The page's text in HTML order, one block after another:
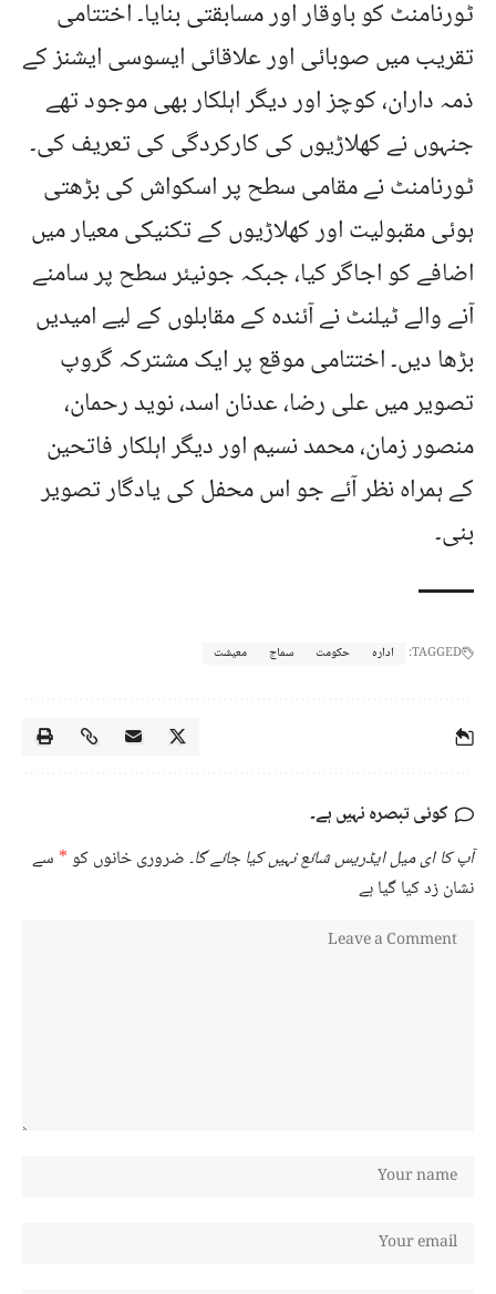
ٹورنامنٹ کو باوقار اور مسابقتی بنایا۔ اختتامی
تقریب میں صوبائی اور علاقائی ایسوسی ایشنز کے
ذمہ داران، کوچز اور دیگر اہلکار بھی موجود تھے
جنہوں نے کھلاڑیوں کی کارکردگی کی تعریف کی۔
ٹورنامنٹ نے مقامی سطح پر اسکواش کی بڑھتی
ہوئی مقبولیت اور کھلاڑیوں کے تکنیکی معیار میں
اضافے کو اجاگر کیا، جبکہ جونیئر سطح پر سامنے
آنے والے ٹیلنٹ نے آئندہ کے مقابلوں کے لیے امیدیں
بڑھا دیں۔ اختتامی موقع پر ایک مشترکہ گروپ
تصویر میں علی رضا، عدنان اسد، نوید رحمان،
منصور زمان، محمد نسیم اور دیگر اہلکار فاتحین
کے ہمراہ نظر آئے جو اس محفل کی یادگار تصویر
بنی۔
TAGGED: ادارہ حکومت سماج معیشت
کوئی تبصرہ نہیں ہے۔
آپ کا ای میل ایڈریس شائع نہیں کیا جائے گا۔ضروری خانوں کو* سے
نشان زد کیا گیا ہے